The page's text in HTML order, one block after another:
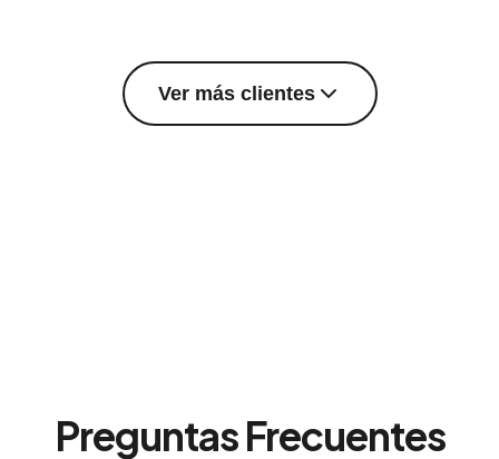
Ver más clientes
Preguntas Frecuentes